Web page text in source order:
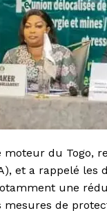
moteur du Togo,
et a rappelé les
une
mesures de